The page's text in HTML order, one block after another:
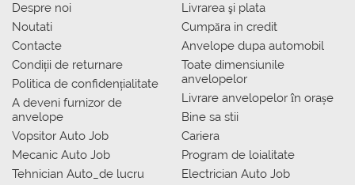
Despre noi
Noutati
Contacte
Condiții de returnare
Politica de confidențialitate
A deveni furnizor de
anvelope
Vopsitor Auto Job
Mecanic Auto Job
Tehnician Auto_de lucru
Livrarea şi plata
Сumpăra in credit
Anvelope dupa automobil
Toate dimensiunile
anvelopelor
Livrare anvelopelor în orașe
Bine sa stii
Cariera
Program de loialitate
Electrician Auto Job